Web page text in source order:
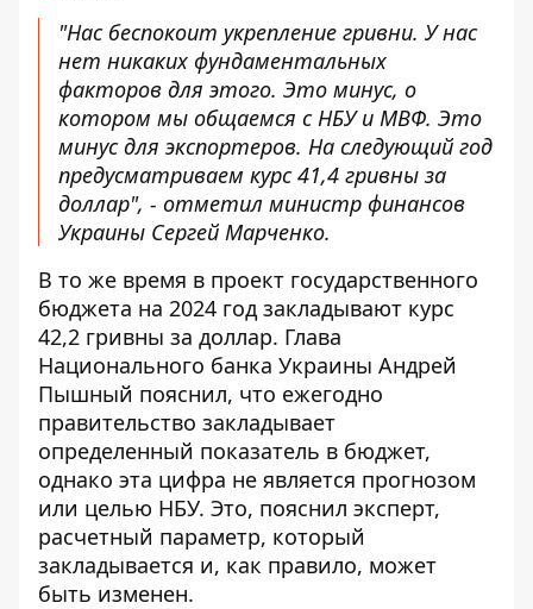
"Нас беспокоит укрепление гривни. У нас
нет никаких фундаментальных
факторов для этого. Это минус, о
котором мы общаемся с НБУ и МВФ. Это
минус для экспортеров. На следующий год
предусматриваем курс 41,4 гривны за
доллар", - отметил министр финансов
Украины Сергей Марченко.
В то же время в проект государственного
бюджета на 2024 год закладывают курс
42,2 гривны за доллар. Глава
Национального банка Украины Андрей
Пышный пояснил, что ежегодно
правительство закладывает
определенный показатель в бюджет,
однако эта цифра не является прогнозом
или целью НБУ. Это, пояснил эксперт,
расчетный параметр, который
закладывается и, как правило, может
быть изменен.